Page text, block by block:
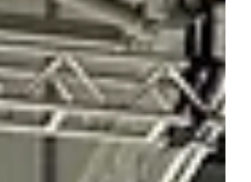
(CSWT): Neue
Sicherheit
Daten zur Kardialen Stoßwellentherapie